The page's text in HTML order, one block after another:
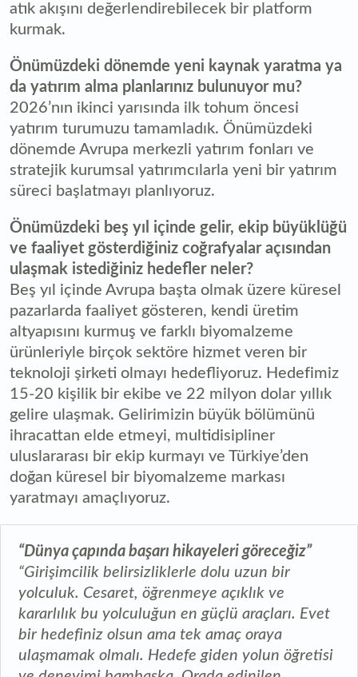
atık akışını değerlendirebilecek bir platform
kurmak.
Önümüzdeki dönemde yeni kaynak yaratma ya
da yatırım alma planlarınız bulunuyor mu?
2026’nın ikinci yarısında ilk tohum öncesi
yatırım turumuzu tamamladık. Önümüzdeki
dönemde Avrupa merkezli yatırım fonları ve
stratejik kurumsal yatırımcılarla yeni bir yatırım
süreci başlatmayı planlıyoruz.
Önümüzdeki beş yıl içinde gelir, ekip büyüklüğü
ve faaliyet gösterdiğiniz coğrafyalar açısından
ulaşmak istediğiniz hedefler neler?
Beş yıl içinde Avrupa başta olmak üzere küresel
pazarlarda faaliyet gösteren, kendi üretim
altyapısını kurmuş ve farklı biyomalzeme
ürünleriyle birçok sektöre hizmet veren bir
teknoloji şirketi olmayı hedefliyoruz. Hedefimiz
15-20 kişilik bir ekibe ve 22 milyon dolar yıllık
gelire ulaşmak. Gelirimizin büyük bölümünü
ihracattan elde etmeyi, multidisipliner
uluslararası bir ekip kurmayı ve Türkiye’den
doğan küresel bir biyomalzeme markası
yaratmayı amaçlıyoruz.
“Dünya çapında başarı hikayeleri göreceğiz”
“Girişimcilik belirsizliklerle dolu uzun bir
yolculuk. Cesaret, öğrenmeye açıklık ve
kararlılık bu yolculuğun en güçlü araçları. Evet
bir hedefiniz olsun ama tek amaç oraya
ulaşmamak olmalı. Hedefe giden yolun öğretisi